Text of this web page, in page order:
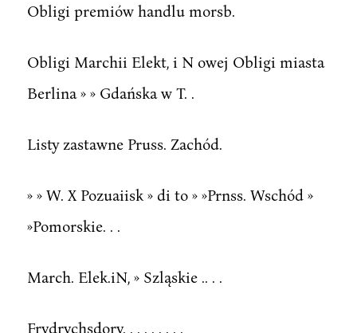
Obligi premiów handlu morsb.
Obligi Marchii Elekt, i N owej Obligi miasta
Berlina » » Gdańska w T. .
Listy zastawne Pruss. Zachód.
» » W. X Pozuaiisk » di to » »Prnss. Wschód »
»Pomorskie. . .
March. Elek.iN, » Szląskie .. . .
Frydrychsdory. . . . . . . . .